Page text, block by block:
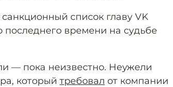
список главу VK
времени на судьбе
— пока неизвестно. Неужели
который требовал от компании